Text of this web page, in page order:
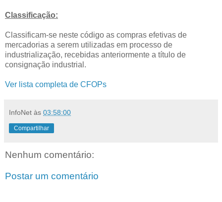
Classificação:
Classificam-se neste código as compras efetivas de
mercadorias a serem utilizadas em processo de
industrialização, recebidas anteriormente a título de
consignação industrial.
Ver lista completa de CFOPs
InfoNet às 03:58:00
Compartilhar
Nenhum comentário:
Postar um comentário